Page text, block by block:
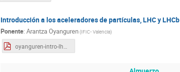
Introducción a los aceleradores de partículas, LHC y LHCb
Ponente: Arantza Oyanguren(IFIC- Valencia)